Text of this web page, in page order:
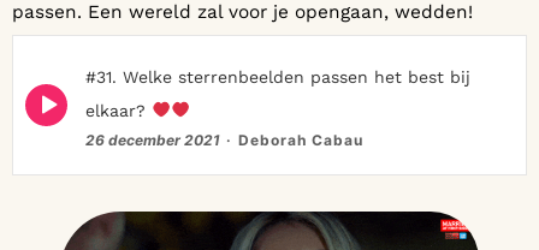
passen. Een wereld zal voor je opengaan, wedden!
Episode
play
#31. Welke sterrenbeelden passen het best bij
elkaar?
26 december 2021 Deborah Cabau